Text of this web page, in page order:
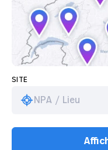
SITE
NPA / Lieu